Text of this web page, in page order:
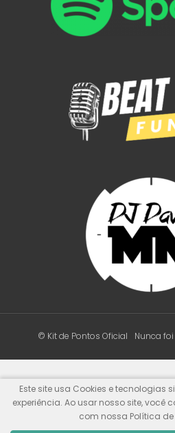
© Kit de Pontos Oficial Nunca
Este site usa Cookies e tecnologias
experiência. Ao usar nosso site, você
com nossa Política